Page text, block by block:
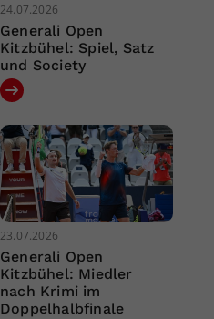
24.07.2026
Generali Open
Kitzbühel: Spiel, Satz
und Society
23.07.2026
Generali Open
Kitzbühel: Miedler
nach Krimi im
Doppelhalbfinale